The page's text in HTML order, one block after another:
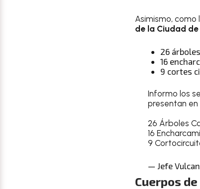
Asimismo, como
de la Ciudad
26
16
9 cortes
Informo los
presentan en
26 Árboles
16
9
— Jefe
Cuerpos